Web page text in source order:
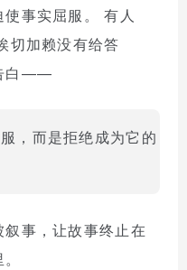
事实屈服。 有人
切加赖没有给答
白——
，而是拒绝成为它的
事，让故事终止在